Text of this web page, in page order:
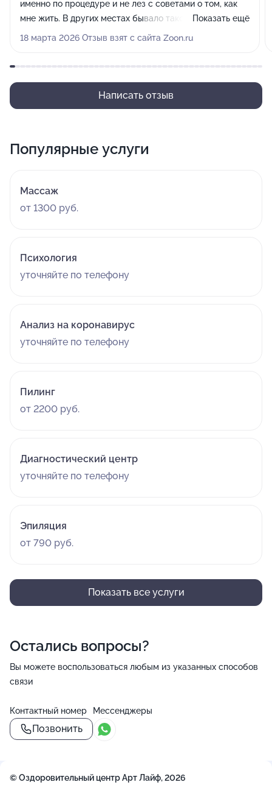
именно по процедуре и не лез с советами о том, как
мне жить. В других местах бывало такое, что
приходишь за массажем, а тебе начинают объяснять,
очень понравилась чистота, везде светло, беленько,
Чувствуется, что сервис здесь действительно на
Показать ещё
18 марта 2026 Отзыв взят с сайта Zoon.ru
Написать отзыв
Популярные услуги
Массаж
от 1300 руб.
Психология
уточняйте по телефону
Анализ на коронавирус
уточняйте по телефону
Пилинг
от 2200 руб.
Диагностический центр
уточняйте по телефону
Эпиляция
от 790 руб.
Показать все услуги
Остались вопросы?
Вы можете воспользоваться любым из указанных способов
связи
Контактный номер
Позвонить
Мессенджеры
© Оздоровительный центр Арт Лайф, 2026